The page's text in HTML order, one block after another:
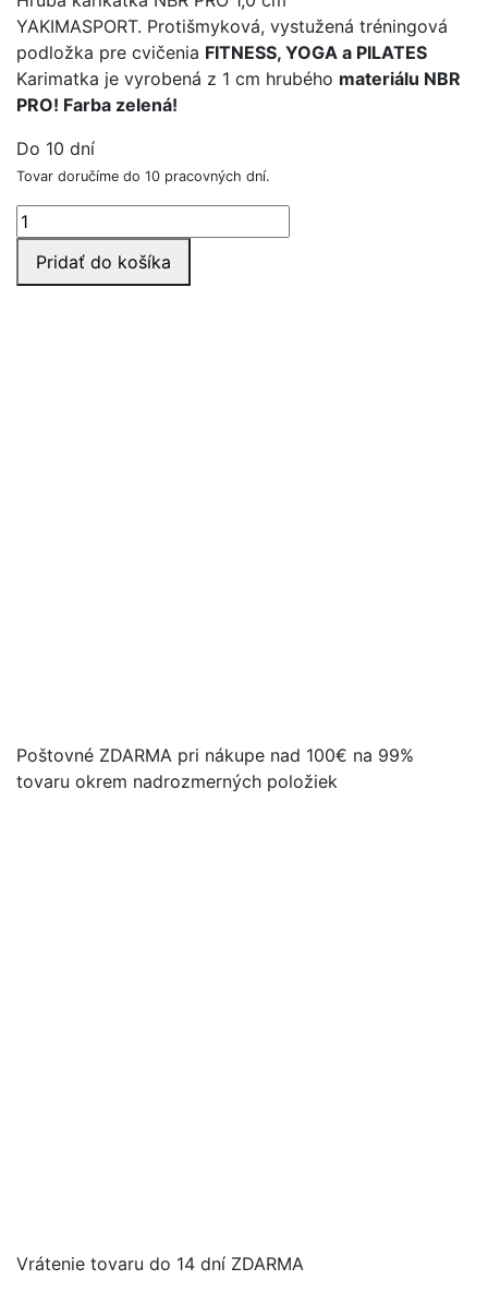
YAKIMASPORT. Protišmyková, vystužená tréningová
podložka pre cvičenia FITNESS, YOGA a PILATES
Karimatka je vyrobená z 1 cm hrubého materiálu NBR
PRO! Farba zelená!
Do 10 dní
Tovar doručíme do 10 pracovných dní.
množstvo
KARIMATKA
PROPridať do košíka
Poštovné ZDARMA pri nákupe nad 100€ na 99%
tovaru okrem nadrozmerných položiek
Vrátenie tovaru do 14 dní ZDARMA